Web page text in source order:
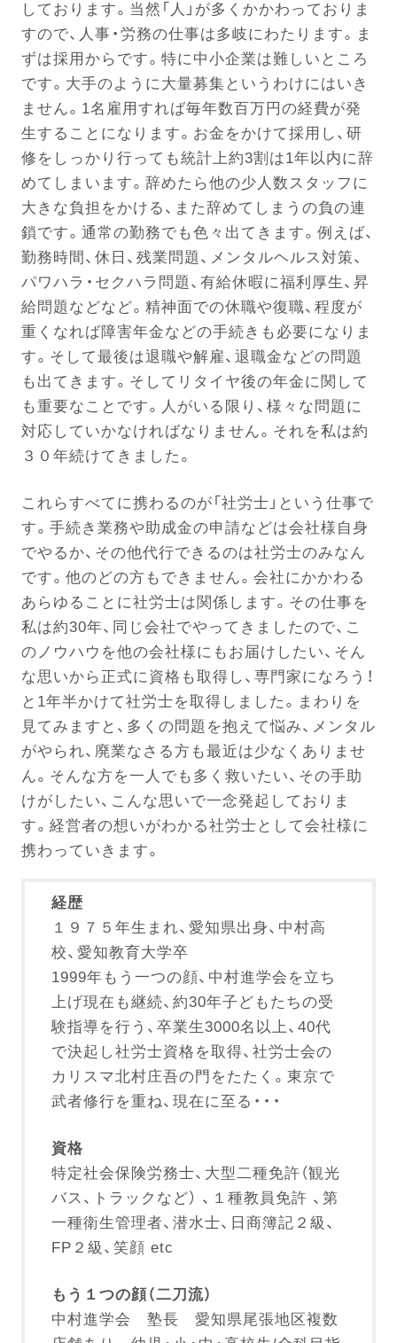
しております。当然「人」が多くかかわっておりま
すので、人事・労務の仕事は多岐にわたります。ま
ずは採用からです。特に中小企業は難しいところ
です。大手のように大量募集というわけにはいき
ません。1名雇用すれば毎年数百万円の経費が発
生することになります。お金をかけて採用し、研
修をしっかり行っても統計上約3割は1年以内に辞
めてしまいます。辞めたら他の少人数スタッフに
大きな負担をかける、また辞めてしまうの負の連
鎖です。通常の勤務でも色々出てきます。例えば、
勤務時間、休日、残業問題、メンタルヘルス対策、
パワハラ・セクハラ問題、有給休暇に福利厚生、昇
給問題などなど。精神面での休職や復職、程度が
重くなれば障害年金などの手続きも必要になりま
す。そして最後は退職や解雇、退職金などの問題
も出てきます。そしてリタイヤ後の年金に関して
も重要なことです。人がいる限り、様々な問題に
対応していかなければなりません。それを私は約
３０年続けてきました。
これらすべてに携わるのが「社労士」という仕事で
す。手続き業務や助成金の申請などは会社様自身
でやるか、その他代行できるのは社労士のみなん
です。他のどの方もできません。会社にかかわる
あらゆることに社労士は関係します。その仕事を
私は約30年、同じ会社でやってきましたので、こ
のノウハウを他の会社様にもお届けしたい、そん
な思いから正式に資格も取得し、専門家になろう！
と1年半かけて社労士を取得しました。まわりを
見てみますと、多くの問題を抱えて悩み、メンタル
がやられ、廃業なさる方も最近は少なくありませ
ん。そんな方を一人でも多く救いたい、その手助
けがしたい、こんな思いで一念発起しておりま
す。経営者の想いがわかる社労士として会社様に
携わっていきます。
経歴
１９７５年生まれ、愛知県出身、中村高
校、愛知教育大学卒
1999年もう一つの顔、中村進学会を立ち
上げ現在も継続、約30年子どもたちの受
験指導を行う、卒業生3000名以上、40代
で決起し社労士資格を取得、社労士会の
カリスマ北村庄吾の門をたたく。東京で
武者修行を重ね、現在に至る・・・
資格
特定社会保険労務士、大型二種免許（観光
バス、トラックなど） 、１種教員免許 、第
一種衛生管理者、潜水士、日商簿記２級、
FP２級、笑顔 etc
もう１つの顔（二刀流）
中村進学会 塾長 愛知県尾張地区複数